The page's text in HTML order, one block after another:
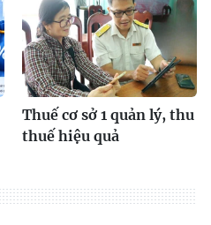
Thuế cơ sở 1 quản lý, thu
thuế hiệu quả